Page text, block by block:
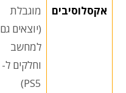
אקסלוסיבים
מוגבלת
(יוצאים גם
למחשב
וחלקים ל-
PS5)